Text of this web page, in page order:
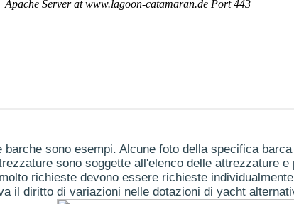
barche sono esempi. Alcune foto della specifica
sono soggette all'elenco delle attrezzature e
richieste devono essere richieste
il diritto di variazioni nelle dotazioni di yacht